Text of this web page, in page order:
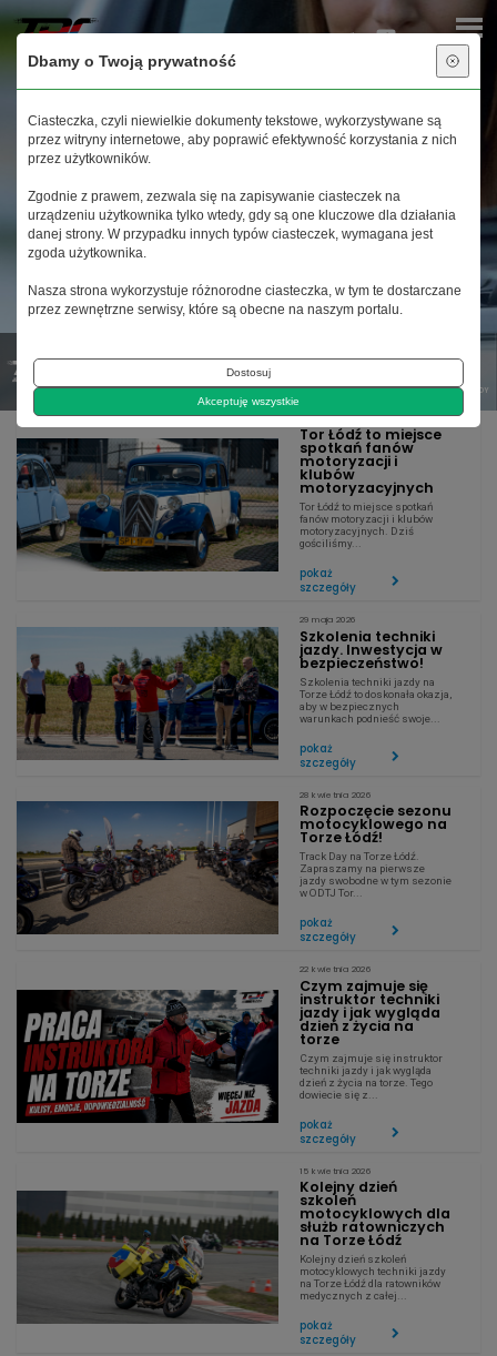
PEŁNA OFERTA REZERWACJA EVENTY VOUCHERY,
AKADEMIA
BEZPIECZNEJ JAZDY
AKTUALNOŚCI
18 lipca 2026
Tor Łódź to miejsce
spotkań fanów
motoryzacji i
klubów
motoryzacyjnych
Tor Łódź to miejsce spotkań
fanów motoryzacji i klubów
motoryzacyjnych. Dziś
gościliśmy...
pokaż
szczegóły
29 maja 2026
Szkolenia techniki
jazdy. Inwestycja w
bezpieczeństwo!
Szkolenia techniki jazdy na
Torze Łódź to doskonała okazja,
aby w bezpiecznych
warunkach podnieść swoje...
pokaż
szczegóły
28 kwietnia 2026
Rozpoczęcie sezonu
motocyklowego na
Torze Łódź!
Track Day na Torze Łódź.
Zapraszamy na pierwsze
jazdy swobodne w tym sezonie
w ODTJ Tor...
pokaż
szczegóły
22 kwietnia 2026
Czym zajmuje się
instruktor techniki
jazdy i jak wygląda
dzień z życia na
torze
Czym zajmuje się instruktor
techniki jazdy i jak wygląda
dzień z życia na torze. Tego
dowiecie się z...
pokaż
szczegóły
15 kwietnia 2026
Kolejny dzień
szkoleń
motocyklowych dla
służb ratowniczych
na Torze Łódź
Kolejny dzień szkoleń
motocyklowych techniki jazdy
na Torze Łódź dla ratowników
medycznych z całej...
pokaż
szczegóły
Dbamy o Twoją prywatność
Ciasteczka, czyli niewielkie dokumenty tekstowe, wykorzystywane są
przez witryny internetowe, aby poprawić efektywność korzystania z nich
przez użytkowników.
Zgodnie z prawem, zezwala się na zapisywanie ciasteczek na
urządzeniu użytkownika tylko wtedy, gdy są one kluczowe dla działania
danej strony. W przypadku innych typów ciasteczek, wymagana jest
zgoda użytkownika.
Nasza strona wykorzystuje różnorodne ciasteczka, w tym te dostarczane
przez zewnętrzne serwisy, które są obecne na naszym portalu.
Dostosuj
Akceptuję wszystkie